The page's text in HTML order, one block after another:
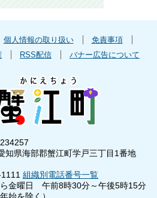
個人情報の取り扱い
免責事項
RSS配信 バナー広告について
知県海部郡蟹江町学戸三丁目1番地
組織別電話番号一覧
金曜日 午前8時30分～午後5時15分